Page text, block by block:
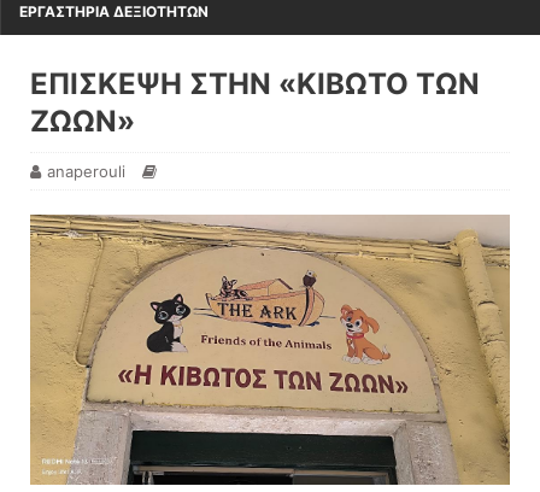
ΕΡΓΑΣΤΗΡΙΑ ΔΕΞΙΟΤΗΤΩΝ
ΕΠΙΣΚΕΨΗ ΣΤΗΝ «ΚΙΒΩΤΟ ΤΩΝ
ΖΩΩΝ»
anaperouli